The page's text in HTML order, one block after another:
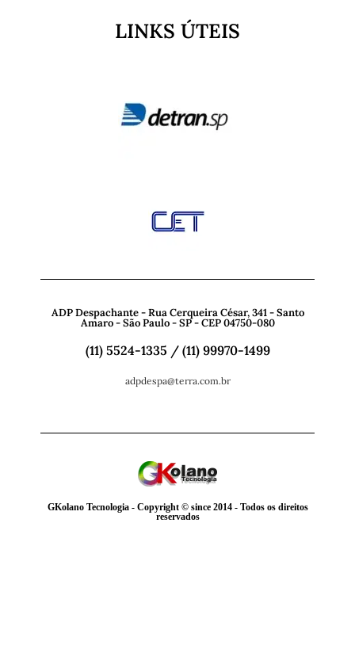
LINKS ÚTEIS
ADP Despachante - Rua Cerqueira César, 341 - Santo
Amaro - São Paulo - SP - CEP 04750-080
(11) 5524-1335 / (11) 99970-1499
adpdespa@terra.com.br
GKolano Tecnologia - Copyright © since 2014 - Todos os direitos
reservados